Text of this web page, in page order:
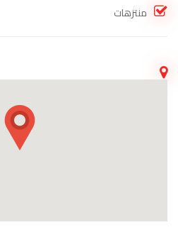
منتزهات